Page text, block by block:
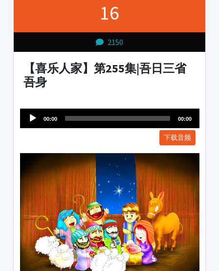
16
2150
【喜乐人家】第255集|吾日三省
吾身
Player
00:00 00:00
下载音频